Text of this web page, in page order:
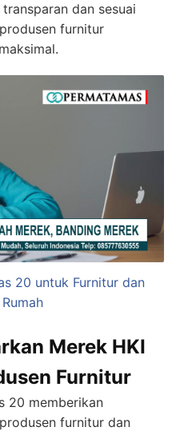
dan sesuai
furnitur
20 untuk Furnitur dan
Merek HKI
Furnitur
20 memberikan
furnitur dan